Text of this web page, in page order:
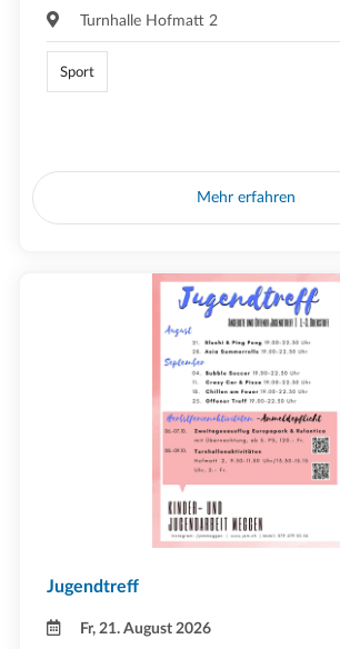
Turnhalle Hofmatt 2
Sport
Mehr erfahren
Jugendtreff
Fr, 21. August 2026